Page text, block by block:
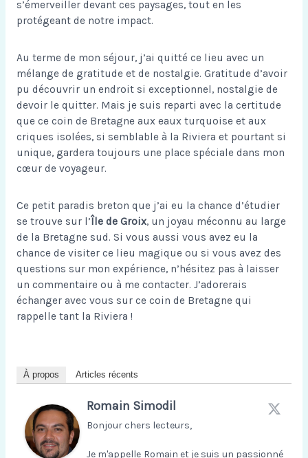
s’émerveiller devant ces paysages, tout en les
protégeant de notre impact.
Au terme de mon séjour, j’ai quitté ce lieu avec un
mélange de gratitude et de nostalgie. Gratitude d’avoir
pu découvrir un endroit si exceptionnel, nostalgie de
devoir le quitter. Mais je suis reparti avec la certitude
que ce coin de Bretagne aux eaux turquoise et aux
criques isolées, si semblable à la Riviera et pourtant si
unique, gardera toujours une place spéciale dans mon
cœur de voyageur.
Ce petit paradis breton que j’ai eu la chance d’étudier
se trouve sur l’Île de Groix, un joyau méconnu au large
de la Bretagne sud. Si vous aussi vous avez eu la
chance de visiter ce lieu magique ou si vous avez des
questions sur mon expérience, n’hésitez pas à laisser
un commentaire ou à me contacter. J’adorerais
échanger avec vous sur ce coin de Bretagne qui
rappelle tant la Riviera !
À propos Articles récents
Romain Simodil
Bonjour chers lecteurs,
Je m'appelle Romain et je suis un passionné